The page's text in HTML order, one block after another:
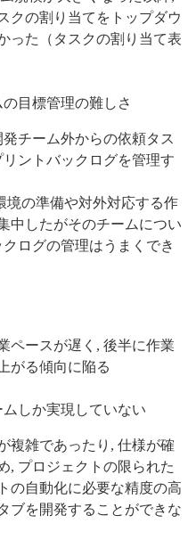
クの割り当てをトップダウ
った（タスクの割り当て表
目標管理の難しさ
チーム外からの依頼タス
ントバックログを管理す
境の準備や対外対応する作
中したがそのチームについ
ログの管理はうまくでき
ペースが遅く, 後半に作業
がる傾向に陥る
しか実現していない
複雑であったり, 仕様が確
, プロジェクトの限られた
の自動化に必要な精度の高
ブを開発することができな